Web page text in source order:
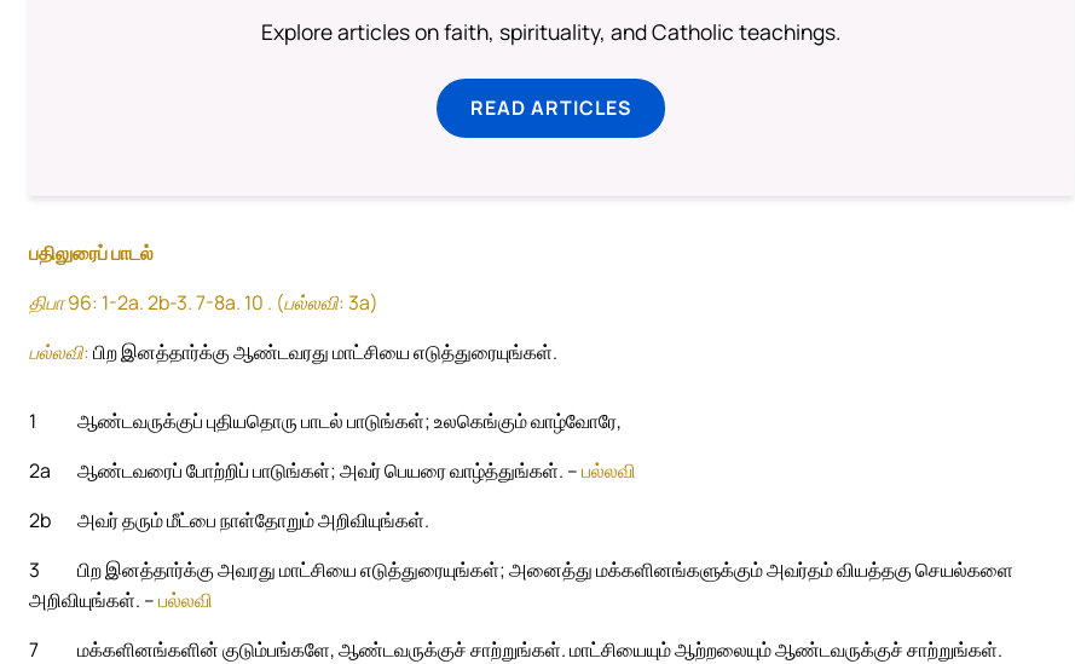
Explore articles on faith, spirituality, and Catholic teachings.
READ ARTICLES
பதிலுரைப் பாடல்
திபா 96: 1-2a. 2b-3. 7-8a. 10 . (பல்லவி: 3a)
பல்லவி:பிற இனத்தார்க்கு ஆண்டவரது மாட்சியை எடுத்துரையுங்கள்.
1
ஆண்டவருக்குப் புதியதொரு பாடல் பாடுங்கள்; உலகெங்கும் வாழ்வோரே,
2a
ஆண்டவரைப் போற்றிப் பாடுங்கள்; அவர் பெயரை வாழ்த்துங்கள். –பல்லவி
2b
அவர் தரும் மீட்பை நாள்தோறும் அறிவியுங்கள்.
3
பிற இனத்தார்க்கு அவரது மாட்சியை எடுத்துரையுங்கள்; அனைத்து மக்களினங்களுக்கும் அவர்தம் வியத்தகு செயல்களை
அறிவியுங்கள். –பல்லவி
7
மக்களினங்களின் குடும்பங்களே, ஆண்டவருக்குச் சாற்றுங்கள். மாட்சியையும் ஆற்றலையும் ஆண்டவருக்குச் சாற்றுங்கள்.